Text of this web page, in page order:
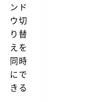
ンド
ウ切
り替
えを
同時
にで
きる